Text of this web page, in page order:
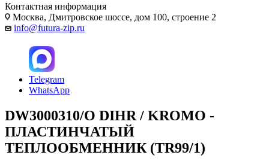
Контактная информация
Москва, Дмитровское шоссе, дом 100, строение 2
info@futura-zip.ru
Telegram
WhatsApp
DW3000310/O DIHR / KROMO -
ПЛАСТИНЧАТЫЙ
ТЕПЛООБМЕННИК (TR99/1)